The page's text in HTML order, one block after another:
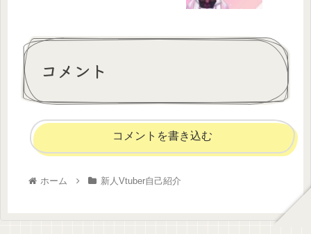
コメント
コメントを書き込む
ホーム 新人Vtuber自己紹介